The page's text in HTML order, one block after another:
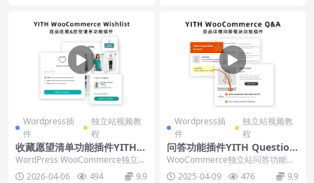
Wordpress插
件
独立站视频教
程
收藏愿望清单功能插件YITH
WooCommerce Wishlist下
载使用教程
WordPress WooCommerce独立站
商品收藏或愿望清单功能插件YIT...
2026-04-06 494 9.9
Wordpress插
件
独立站视频教
程
问答功能插件YITH Question
s and Answers下载使用教程
WooCommerce独立站问答功能插
件YITH WooCommerce Que...
2025-04-09 476 9.9